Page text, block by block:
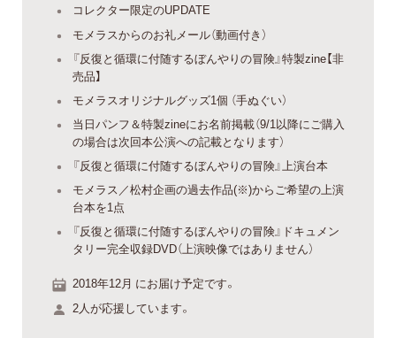
コレクター限定のUPDATE
モメラスからのお礼メール（動画付き）
『反復と循環に付随するぼんやりの冒険』特製zine【非
売品】
モメラスオリジナルグッズ1個 （手ぬぐい）
当日パンフ＆特製zineにお名前掲載（9/1以降にご購入
の場合は次回本公演への記載となります）
『反復と循環に付随するぼんやりの冒険』上演台本
モメラス／松村企画の過去作品(※)からご希望の上演
台本を1点
『反復と循環に付随するぼんやりの冒険』ドキュメン
タリー完全収録DVD（上演映像ではありません）
2018年12月 にお届け予定です。
2人が応援しています。